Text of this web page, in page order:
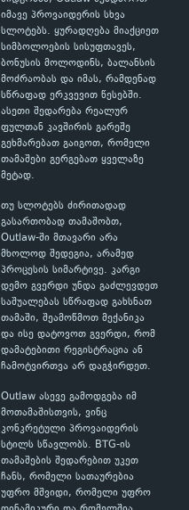
იმავე პროვაიდერის სხვა
სლოტებს. ყურადღება მიაქციეთ
სიმბოლოების სისუფთავეს,
ბონუსის მოლოდინს, ბალანსის
მოძრაობას და იმას, რამდენად
სწრაფად ერკვევით წესებში.
ასეთი შედარება რეალურ
ფულთან კავშირის გარეშე
გეხმარებათ გაიგოთ, რომელი
თამაშები გერგებათ ყველაზე
მეტად.
თუ სლოტებს ძირითადად
გასართობად თამაშობთ,
Outlaw-ში მთავარი არა
მხოლოდ შედეგია, არამედ
პროცესის სიმარტივე. კარგი
დემო გვერდი უნდა გაძლევდეთ
საშუალებას სწრაფად გახსნათ
თამაში, შეამოწმოთ მექანიკა
და ისე დატოვოთ გვერდი, რომ
დამატებითი რეგისტრაცია ან
ჩამოტვირთვა არ დაგჭირდეთ.
Outlaw ასევე გამოდგება იმ
მოთამაშისთვის, ვინც
კონკრეტული პროვაიდერის
სტილს სწავლობს. BTG-ის
თამაშების შედარებით უკეთ
ჩანს, რომელი სათაურებია
უფრო მშვიდი, რომელი უფრო